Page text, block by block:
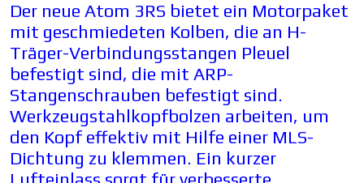
Der neue Atom 3RS bietet ein Motorpaket
mit geschmiedeten Kolben, die an H-
Träger-Verbindungsstangen Pleuel
befestigt sind, die mit ARP-
Stangenschrauben befestigt sind.
Werkzeugstahlkopfbolzen arbeiten, um
den Kopf effektiv mit Hilfe einer MLS-
Dichtung zu klemmen. Ein kurzer